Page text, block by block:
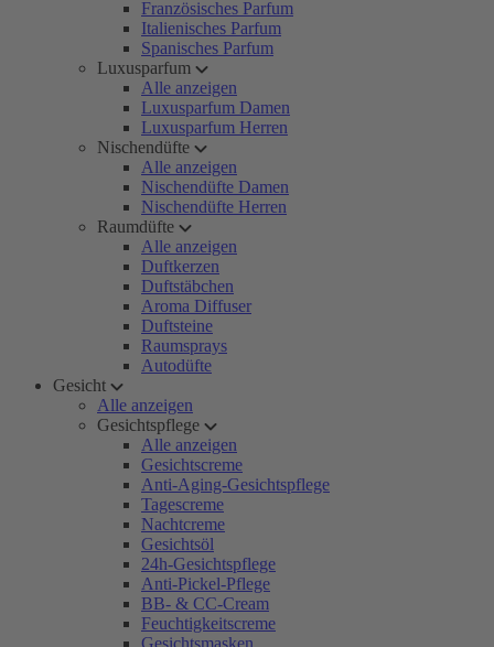
Französisches Parfum
Italienisches Parfum
Spanisches Parfum
Luxusparfum
Alle anzeigen
Luxusparfum Damen
Luxusparfum Herren
Nischendüfte
Alle anzeigen
Nischendüfte Damen
Nischendüfte Herren
Raumdüfte
Alle anzeigen
Duftkerzen
Duftstäbchen
Aroma Diffuser
Duftsteine
Raumsprays
Autodüfte
Gesicht
Alle anzeigen
Gesichtspflege
Alle anzeigen
Gesichtscreme
Anti-Aging-Gesichtspflege
Tagescreme
Nachtcreme
Gesichtsöl
24h-Gesichtspflege
Anti-Pickel-Pflege
BB- & CC-Cream
Feuchtigkeitscreme
Gesichtsmasken